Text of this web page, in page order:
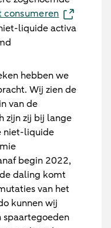
liquide activa
hebben we
Wij zien de
van de
zijn zij bij lange
niet-liquide
begin 2022,
daling komt
van het
kunnen wij
spaartegoeden